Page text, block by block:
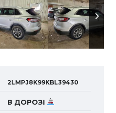
2LMPJ8K99KBL39430
В ДОРОЗІ